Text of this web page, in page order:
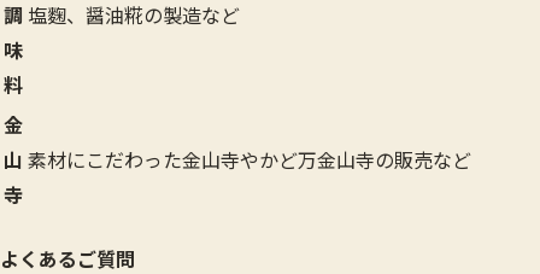
調
味
料
塩麴、醤油糀の製造など
金
山
寺
素材にこだわった金山寺やかど万金山寺の販売など
よくあるご質問